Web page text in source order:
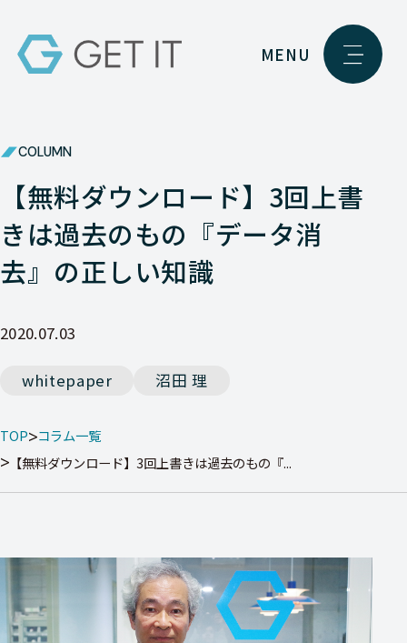
MENU
COLUMN
【無料ダウンロード】3回上書
きは過去のもの『データ消
去』の正しい知識
2020.07.03
whitepaper 沼田 理
TOP コラム一覧
【無料ダウンロード】3回上書きは過去のもの『...